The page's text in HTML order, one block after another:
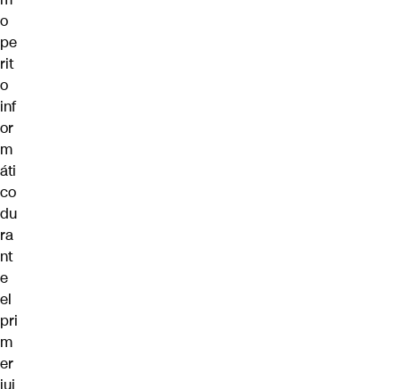
o
pe
rit
o
inf
or
m
áti
co
du
ra
nt
e
el
pri
m
er